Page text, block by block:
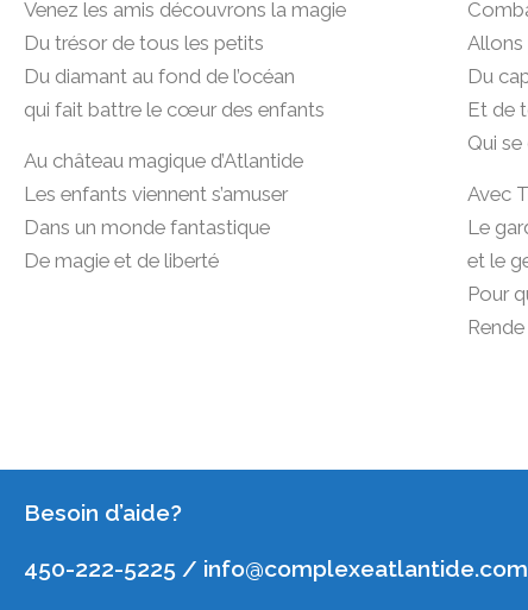
Venez les amis découvrons la magie
Du trésor de tous les petits
Du diamant au fond de l’océan
qui fait battre le cœur des enfants
Au château magique d’Atlantide
Les enfants viennent s’amuser
Dans un monde fantastique
De magie et de liberté
Allons
Du
Et de
Qui
Avec
Le
et le
Pour
Besoin d’aide?
450-222-5225 / info@complexeatlantide.com